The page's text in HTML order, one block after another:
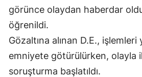
görünce olaydan haberdar
öğrenildi.
Gözaltına alınan D.E., işlemleri
emniyete götürülürken, olayla
soruşturma başlatıldı.